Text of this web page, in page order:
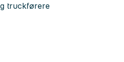
truckførere